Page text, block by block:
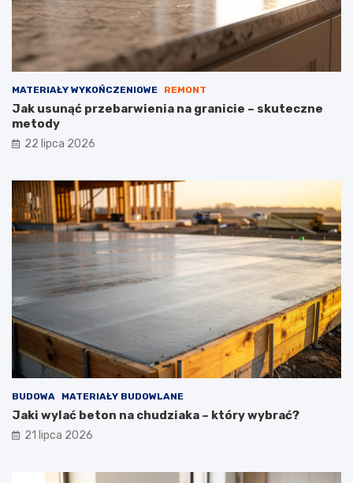
MATERIAŁY WYKOŃCZENIOWE REMONT
Jak usunąć przebarwienia na granicie – skuteczne
metody
22 lipca 2026
BUDOWA MATERIAŁY BUDOWLANE
Jaki wylać beton na chudziaka – który wybrać?
21 lipca 2026